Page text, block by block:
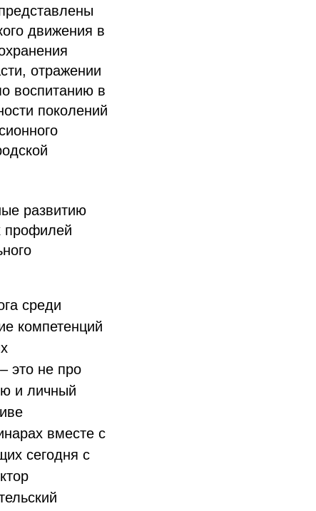
движения в
отражении
воспитанию в
поколений
развитию
профилей
среди
компетенций
это не про
и личный
вместе с
сегодня с